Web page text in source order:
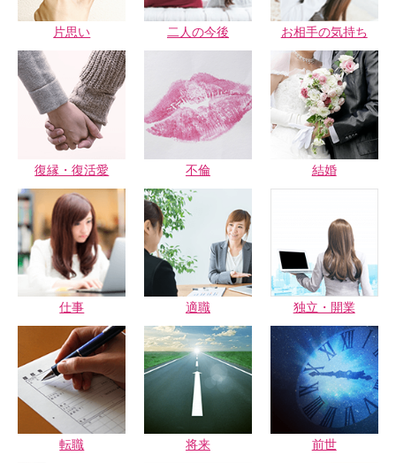
片思い 二人の今後 お相手の気持ち
復縁・復活愛 不倫 結婚
仕事 適職 独立・開業
転職 将来 前世